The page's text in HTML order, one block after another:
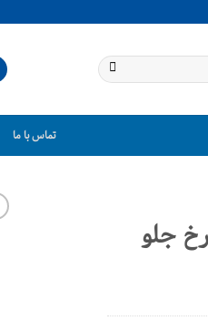
تماس با ما
جلو